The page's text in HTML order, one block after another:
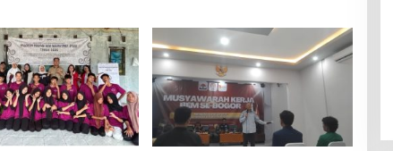
Enam Pejabat Baru Resmi Dilantik
di Kejati Kepri oleh J. Devy
Sudarso
Di Berita, Politik | November 3, 2025